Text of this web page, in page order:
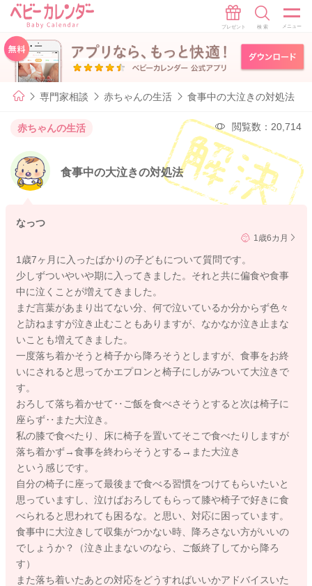
専門家相談 赤ちゃんの生活 食事中の大泣きの対処法
赤ちゃんの生活 閲覧数：20,714
食事中の大泣きの対処法
なっつ
1歳6カ月
1歳7ヶ月に入ったばかりの子どもについて質問です。
少しずついやいや期に入ってきました。それと共に偏食や食事
中に泣くことが増えてきました。
まだ言葉があまり出てない分、何で泣いているか分からず色々
と訪ねますが泣き止むこともありますが、なかなか泣き止まな
いことも増えてきました。
一度落ち着かそうと椅子から降ろそうとしますが、食事をお終
いにされると思ってかエプロンと椅子にしがみついて大泣きで
す。
おろして落ち着かせて‥ご飯を食べさそうとすると次は椅子に
座らず‥また大泣き。
私の膝で食べたり、床に椅子を置いてそこで食べたりしますが
落ち着かず→食事を終わらそうとする→また大泣き
という感じです。
自分の椅子に座って最後まで食べる習慣をつけてもらいたいと
思っていますし、泣けばおろしてもらって膝や椅子で好きに食
べられると思われても困るな。と思い、対応に困っています。
食事中に大泣きして収集がつかない時、降ろさない方がいいの
でしょうか？（泣き止まないのなら、ご飯終了してから降ろ
す）
また落ち着いたあとの対応をどうすればいいかアドバイスいた